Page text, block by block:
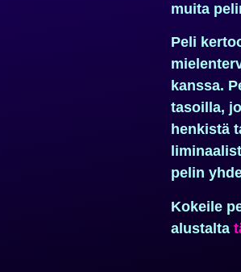
muita
Peli
kanssa.
tasoilla,
henkistä
pelin
Kokeile
alustalta